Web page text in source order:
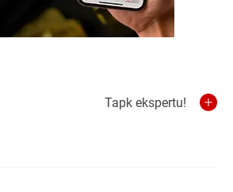
Tapk ekspertu!